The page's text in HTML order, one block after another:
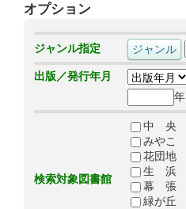
オプション
ジャンル指定
出版／発行年月
年
検索対象図書館
中 央
みやこ
花団地
生 浜
幕 張
緑が丘